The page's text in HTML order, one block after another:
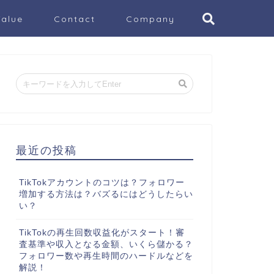
Contact Company
最近の投稿
TikTokアカウントのコツは？フォロワー
増加する方法は？バズるにはどうしたらい
い？
TikTokの再生回数収益化がスタート！審
査基準や収入となる金額、いくら儲かる？
フォロワー数や再生時間のハードルなどを
解説！